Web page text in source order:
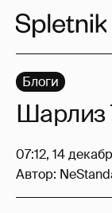
Блоги
Шарлиз
07:12, 14
Автор: